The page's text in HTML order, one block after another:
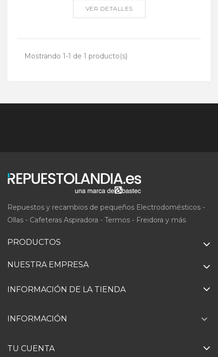
VER DETALLES
Mostrando 1-1 de 1 producto(s)
Repuestos y recambios de pequeños Electrodomésticos -
Ollas - Cafeteras Aspiradora - Termos - Freidora y más
PRODUCTOS
NUESTRA EMPRESA
INFORMACIÓN DE LA TIENDA
INFORMACIÓN 
TU CUENTA